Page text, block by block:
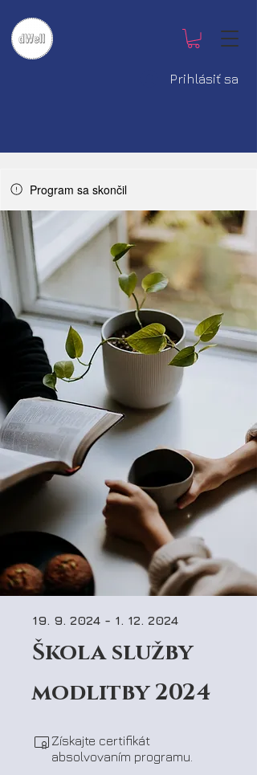
Prihlásiť sa
Program sa skončil
Škola služby
modlitby 2024
19. 9. 2024 - 1. 12. 2024
Získajte certifikát
absolvovaním programu.